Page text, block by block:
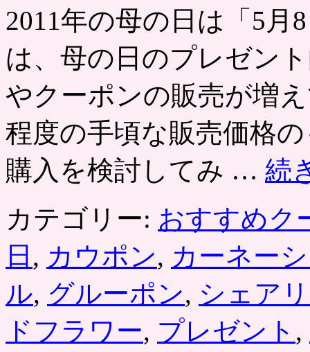
2011年の母の日は「5月
は、母の日のプレゼン
やクーポンの販売が増
程度の手頃な販売価格
購入を検討してみ … 続
カテゴリー: おすすめク
日 , カウポン, カーネー
ル, グルーポン, シェア
ドフラワー, プレゼント ,